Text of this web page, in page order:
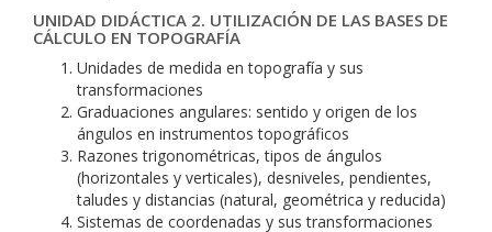
UNIDAD DIDÁCTICA 2. UTILIZACIÓN DE LAS BASES DE
CÁLCULO EN TOPOGRAFÍA
Unidades de medida en topografía y sus
transformaciones
Graduaciones angulares: sentido y origen de los
ángulos en instrumentos topográficos
Razones trigonométricas, tipos de ángulos
(horizontales y verticales), desniveles, pendientes,
taludes y distancias (natural, geométrica y reducida)
Sistemas de coordenadas y sus transformaciones